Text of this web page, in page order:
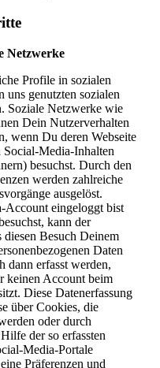
Netzwerke
Profile in sozialen
genutzten sozialen
Soziale Netzwerke wie
Dein Nutzerverhalten
wenn Du deren Webseite
Social-Media-Inhalten
besuchst. Durch den
werden zahlreiche
ausgelöst.
Account eingeloggt bist
kann der
Besuch Deinem
Daten
dann erfasst werden,
keinen Account beim
Diese Datenerfassung
über Cookies, die
oder durch
der so erfassten
Media-Portale
Präferenzen und